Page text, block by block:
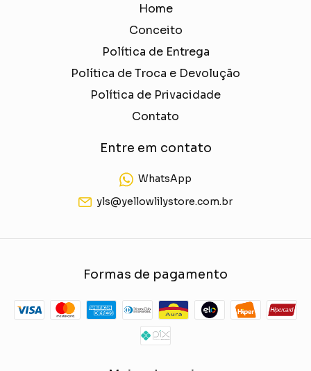
Home
Conceito
Política de Entrega
Política de Troca e Devolução
Política de Privacidade
Contato
Entre em contato
WhatsApp
yls@yellowlilystore.com.br
Formas de pagamento